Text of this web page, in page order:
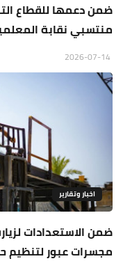
ضمن دعمها للقطاع
منتسبي نقابة
اخبار وتقارير
ضمن الاستعدادات
مجسرات عبور لتنظيم